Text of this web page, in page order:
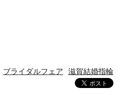
ブライダルフェア 滋賀結婚指輪